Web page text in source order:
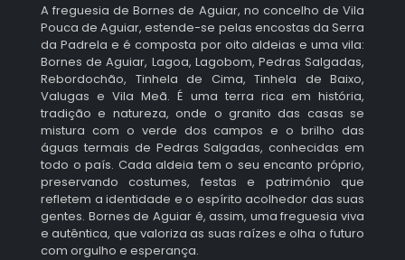
A freguesia de Bornes de Aguiar, no concelho de Vila
Pouca de Aguiar, estende-se pelas encostas da Serra
da Padrela e é composta por oito aldeias e uma vila:
Bornes de Aguiar, Lagoa, Lagobom, Pedras Salgadas,
Rebordochão, Tinhela de Cima, Tinhela de Baixo,
Valugas e Vila Meã. É uma terra rica em história,
tradição e natureza, onde o granito das casas se
mistura com o verde dos campos e o brilho das
águas termais de Pedras Salgadas, conhecidas em
todo o país. Cada aldeia tem o seu encanto próprio,
preservando costumes, festas e património que
refletem a identidade e o espírito acolhedor das suas
gentes. Bornes de Aguiar é, assim, uma freguesia viva
e autêntica, que valoriza as suas raízes e olha o futuro
com orgulho e esperança.